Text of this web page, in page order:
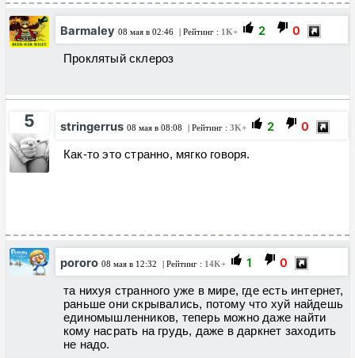
Barmaley 08 мая в 02:46 | Рейтинг : 1K+ 2 0
Проклятый склероз
5 stringerrus 08 мая в 08:08 | Рейтинг : 3K+ 2 0
Как-то это странно, мягко говоря.
pororo 08 мая в 12:32 | Рейтинг : 14K+ 1 0
та нихуя странного уже в мире, где есть интернет,
раньше они скрывались, потому что хуй найдешь
единомышленников, теперь можно даже найти
кому насрать на грудь, даже в даркнет заходить
не надо.